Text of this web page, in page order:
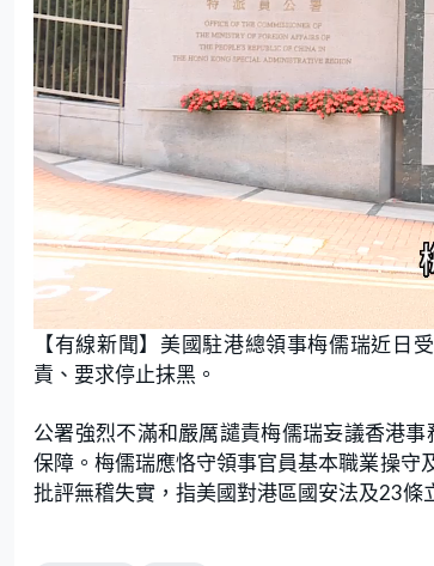
n
m
u
t
e
a
d
.
0
0
%
【有線新聞】美國駐港總領事梅儒瑞近
責、要求停止抹黑。
公署強烈不滿和嚴厲譴責梅儒瑞妄議香港
保障。梅儒瑞應恪守領事官員基本職業操守
批評無稽失實，指美國對港區國安法及23